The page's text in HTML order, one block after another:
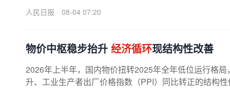
人民日报
08-04 07:20
物价中枢稳步抬升 经济循环现结构性改善
2026年上半年，国内物价扭转2025年全年低位运行格
升、工业生产者出厂价格指数（PPI）同比转正的结构